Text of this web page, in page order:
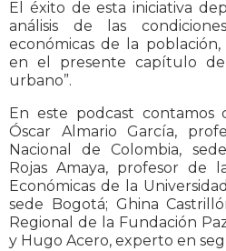
El éxito de esta iniciativa
análisis de las
económicas de la
en el presente capítulo de
urbano”.
En este podcast contamos
Óscar Almario García,
Nacional de Colombia,
Rojas Amaya, profesor de
Económicas de la
sede Bogotá; Ghina
Regional de la Fundación
y Hugo Acero, experto en